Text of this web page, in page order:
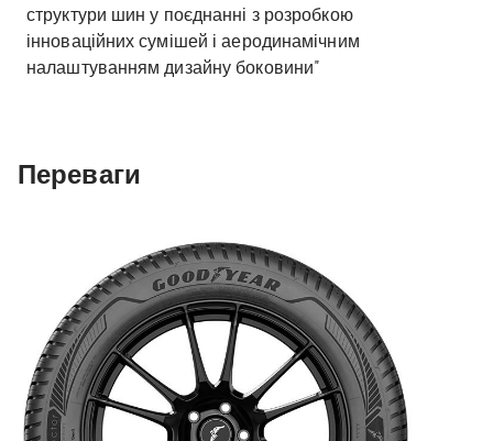
структури шин у поєднанні з розробкою
інноваційних сумішей і аеродинамічним
налаштуванням дизайну боковини"
Переваги